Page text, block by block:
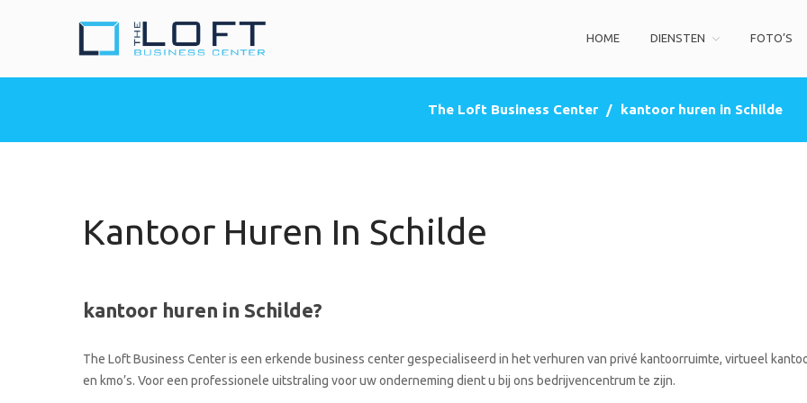
HOME DIENSTEN FOTO’S
The Loft Business Center / kantoor huren in Schilde
Kantoor Huren In Schilde
kantoor huren in Schilde?
The Loft Business Center is een erkende business center gespecialiseerd in het verhuren van privé kantoorruimte, virtueel
en kmo’s. Voor een professionele uitstraling voor uw onderneming dient u bij ons bedrijvencentrum te zijn.